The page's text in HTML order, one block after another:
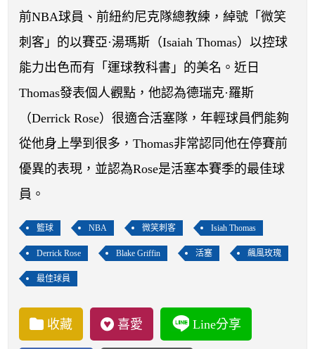
運彩教學專區
前NBA球員、前紐約尼克隊總教練，綽號「微笑
刺客」的以賽亞·湯瑪斯（Isaiah Thomas）以控球
能力出色而有「運球教科書」的美名。近日
Thomas發表個人觀點，他認為德瑞克·羅斯
（Derrick Rose）很適合活塞隊，年輕球員們能夠
從他身上學到很多，Thomas非常認同他在停賽前
優異的表現，並認為Rose是活塞本賽季的最佳球
員。
籃球 NBA 微笑刺客 Isiah Thomas
Derrick Rose Blake Griffin 活塞 飆風玫瑰
最佳球員
收藏 喜愛 Line分享